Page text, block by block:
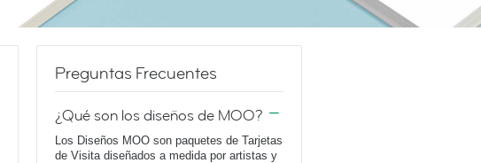
Preguntas Frecuentes
¿Qué son los diseños de MOO?
Los Diseños MOO son paquetes de Tarjetas
de Visita diseñados a medida por artistas y